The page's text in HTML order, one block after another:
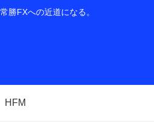
勝FXへの近道になる。
HFM